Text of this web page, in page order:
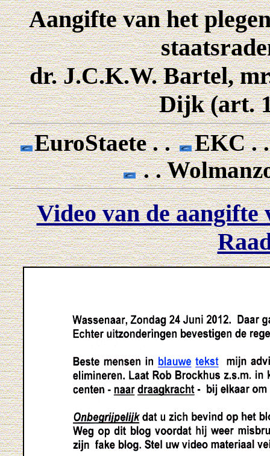
Aangifte van het
dr. J.C.K.W. Bartel,
Dijk (art.
EuroStaete . .
EKC .
. .
Video van de